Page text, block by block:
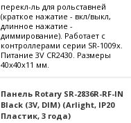
перекл-ль для рольставней
(краткое нажатие - вкл/выкл,
длинное нажатие -
диммирование). Работает с
контроллерами серии SR-1009x.
Питание 3V CR2430. Размеры
40x40x11 мм.
Панель Rotary SR-2836R-RF-IN
Black (3V, DIM) (Arlight, IP20
Пластик, 3 года)